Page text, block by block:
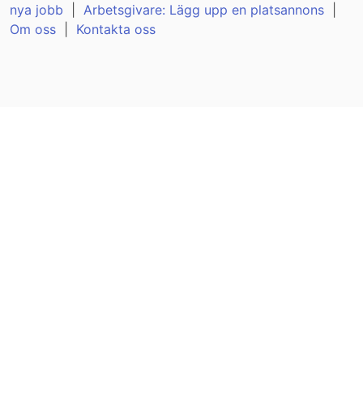
nya jobb
Arbetsgivare: Lägg upp en platsannons
Om oss
Kontakta oss